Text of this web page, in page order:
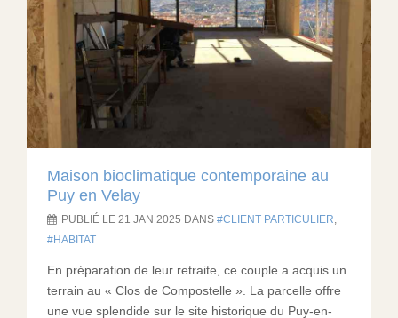
Maison bioclimatique contemporaine au
Puy en Velay
PUBLIÉ LE 21 JAN 2025 DANS CLIENT PARTICULIER
HABITAT
En préparation de leur retraite, ce couple a acquis un
terrain au « Clos de Compostelle ». La parcelle offre
une vue splendide sur le site historique du Puy-en-